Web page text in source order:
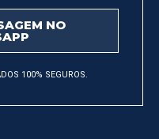
NO
100% SEGUROS.